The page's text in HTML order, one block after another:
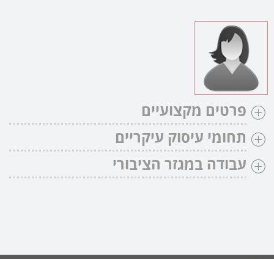
פרטים מקצועיים
תחומי עיסוק עיקריים
עבודה במגזר הציבורי